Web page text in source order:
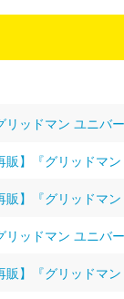
リッドマン ユニバ
販】『グリッドマ
販】『グリッドマ
リッドマン ユニバ
販】『グリッドマ